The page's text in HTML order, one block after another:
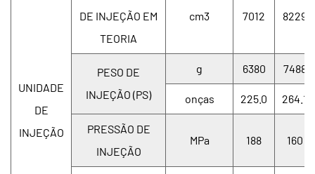
UNIDADE
DE
INJEÇÃO
DE INJEÇÃO EM
TEORIA
cm3 7012 8229
PESO DE
INJEÇÃO (PS)
g 6380 7488
onças 225.0 264.1
PRESSÃO DE
INJEÇÃO
MPa 188 160